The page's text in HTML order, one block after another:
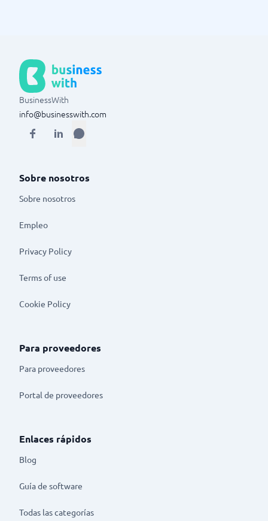
BusinessWith
info@businesswith.com
Sobre nosotros
Sobre nosotros
Empleo
Privacy Policy
Terms of use
Cookie Policy
Para proveedores
Para proveedores
Portal de proveedores
Enlaces rápidos
Blog
Guía de software
Todas las categorías